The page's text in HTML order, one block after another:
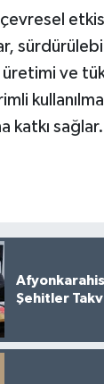
üretimi ve
katkı sağlar.
Şehitler